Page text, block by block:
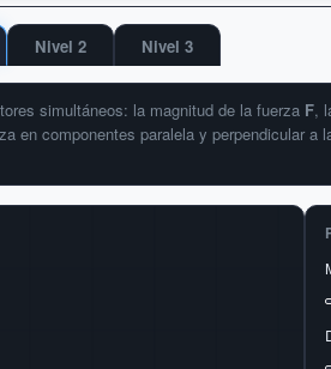
Nivel 2 Nivel 3
simultáneos: la magnitud de la fuerza F,
en componentes paralela y perpendicular a